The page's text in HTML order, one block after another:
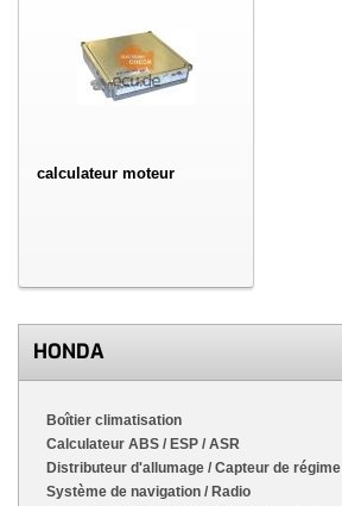
calculateur moteur
HONDA
Boîtier climatisation
Calculateur ABS / ESP / ASR
Distributeur d'allumage / Capteur de régime
Système de navigation / Radio